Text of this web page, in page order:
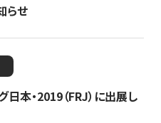
らせ
日本・2019（FRJ）に出展し